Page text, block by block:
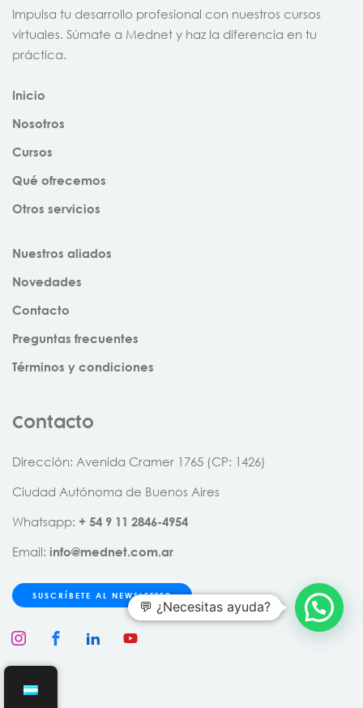
Impulsa tu desarrollo profesional con nuestros cursos
virtuales. Súmate a Mednet y haz la diferencia en tu
práctica.
Inicio
Nosotros
Cursos
Qué ofrecemos
Otros servicios
Nuestros aliados
Novedades
Contacto
Preguntas frecuentes
Términos y condiciones
Contacto
Dirección: Avenida Cramer 1765 (CP: 1426)
Ciudad Autónoma de Buenos Aires
Whatsapp: + 54 9 11 2846-4954
Email: info@mednet.com.ar
SUSCRÍBETE AL NEWSLETTER
💬 ¿Necesitas ayuda?